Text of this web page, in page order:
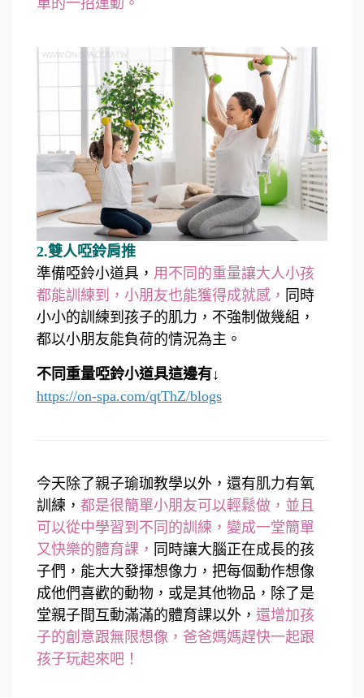
單的一招運動。
2.雙人啞鈴肩推
準備啞鈴小道具， 用不同的重量讓大人小孩
都能訓練到，小朋友也能獲得成就感， 同時
小小的訓練到孩子的肌力，不強制做幾組，
都以小朋友能負荷的情況為主。
不同重量啞鈴小道具這邊有↓
https://on-spa.com/qtThZ/blogs
今天除了親子瑜珈教學以外，還有肌力有氧
訓練， 都是很簡單小朋友可以輕鬆做，並且
可以從中學習到不同的訓練，變成一堂簡單
又快樂的體育課， 同時讓大腦正在成長的孩
子們，能大大發揮想像力，把每個動作想像
成他們喜歡的動物，或是其他物品，除了是
堂親子間互動滿滿的體育課以外， 還增加孩
子的創意跟無限想像，爸爸媽媽趕快一起跟
孩子玩起來吧！